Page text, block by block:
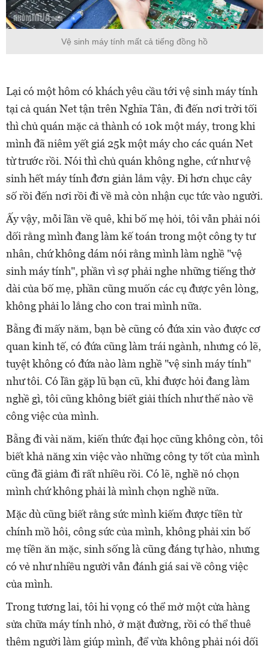
Vệ sinh máy tính mất cả tiếng đồng hồ
Lại có một hôm có khách yêu cầu tới vệ sinh máy tính
tại cả quán Net tận trên Nghĩa Tân, đi đến nơi trời tối
thì chủ quán mặc cả thành có 10k một máy, trong khi
mình đã niêm yết giá 25k một máy cho các quán Net
từ trước rồi. Nói thì chủ quán không nghe, cứ như vệ
sinh hết máy tính đơn giản lắm vậy. Đi hơn chục cây
số rồi đến nơi rồi đi về mà còn nhận cục tức vào người.
Ấy vậy, mỗi lần về quê, khi bố mẹ hỏi, tôi vẫn phải nói
dối rằng mình đang làm kế toán trong một công ty tư
nhân, chứ không dám nói rằng mình làm nghề "vệ
sinh máy tính", phần vì sợ phải nghe những tiếng thở
dài của bố mẹ, phần cũng muốn các cụ được yên lòng,
không phải lo lắng cho con trai mình nữa.
Bẵng đi mấy năm, bạn bè cũng có đứa xin vào được cơ
quan kinh tế, có đứa cũng làm trái ngành, nhưng có lẽ,
tuyệt không có đứa nào làm nghề "vệ sinh máy tính"
như tôi. Có lần gặp lũ bạn cũ, khi được hỏi đang làm
nghề gì, tôi cũng không biết giải thích như thế nào về
công việc của mình.
Bẵng đi vài năm, kiến thức đại học cũng không còn, tôi
biết khả năng xin việc vào những công ty tốt của mình
cũng đã giảm đi rất nhiều rồi. Có lẽ, nghề nó chọn
mình chứ không phải là mình chọn nghề nữa.
Mặc dù cũng biết rằng sức mình kiếm được tiền từ
chính mồ hôi, công sức của mình, không phải xin bố
mẹ tiền ăn mặc, sinh sống là cũng đáng tự hào, nhưng
có vẻ như nhiều người vẫn đánh giá sai về công việc
của mình.
Trong tương lai, tôi hi vọng có thể mở một cửa hàng
sửa chữa máy tính nhỏ, ở mặt đường, rồi có thể thuê
thêm người làm giúp mình, để vừa không phải nói dối